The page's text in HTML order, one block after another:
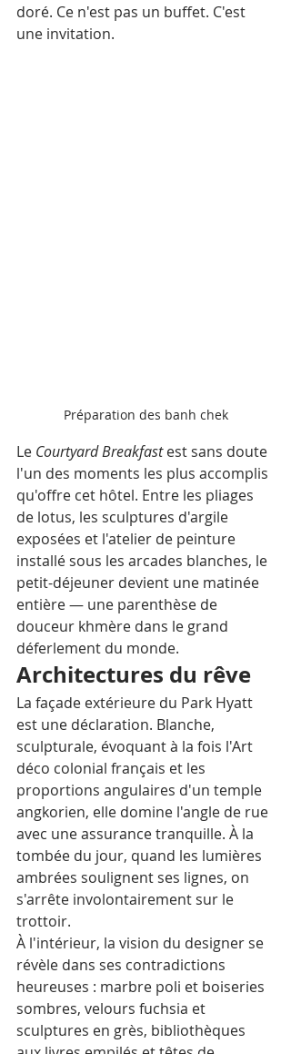
doré. Ce n'est pas un buffet. C'est
une invitation.
Préparation des banh chek
Le Courtyard Breakfast est sans doute
l'un des moments les plus accomplis
qu'offre cet hôtel. Entre les pliages
de lotus, les sculptures d'argile
exposées et l'atelier de peinture
installé sous les arcades blanches, le
petit-déjeuner devient une matinée
entière — une parenthèse de
douceur khmère dans le grand
déferlement du monde.
Architectures du rêve
La façade extérieure du Park Hyatt
est une déclaration. Blanche,
sculpturale, évoquant à la fois l'Art
déco colonial français et les
proportions angulaires d'un temple
angkorien, elle domine l'angle de rue
avec une assurance tranquille. À la
tombée du jour, quand les lumières
ambrées soulignent ses lignes, on
s'arrête involontairement sur le
trottoir.
À l'intérieur, la vision du designer se
révèle dans ses contradictions
heureuses : marbre poli et boiseries
sombres, velours fuchsia et
sculptures en grès, bibliothèques